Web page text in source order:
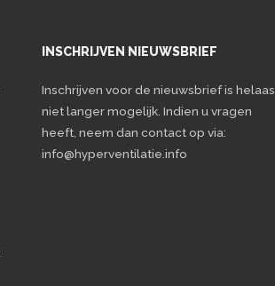
INSCHRIJVEN NIEUWSBRIEF
Inschrijven voor de nieuwsbrief is helaas
niet langer mogelijk. Indien u vragen
heeft, neem dan contact op via:
info@hyperventilatie.info